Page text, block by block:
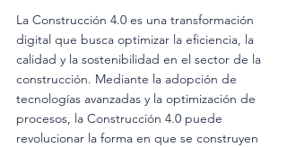
La Construcción 4.0 es una transformación
digital que busca optimizar la eficiencia, la
calidad y la sostenibilidad en el sector de la
construcción. Mediante la adopción de
tecnologías avanzadas y la optimización de
procesos, la Construcción 4.0 puede
revolucionar la forma en que se construyen